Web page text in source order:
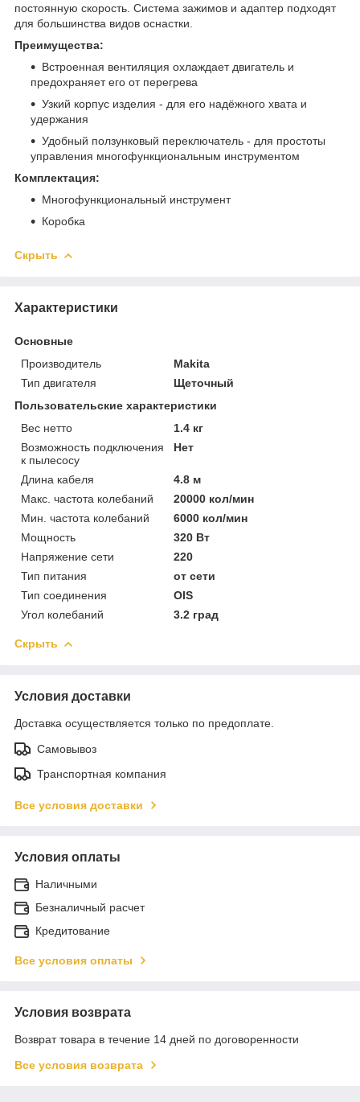
постоянную скорость. Система зажимов и адаптер подходят
для большинства видов оснастки.
Преимущества:
Встроенная вентиляция охлаждает двигатель и
предохраняет его от перегрева
Узкий корпус изделия - для его надёжного хвата и
удержания
Удобный ползунковый переключатель - для простоты
управления многофункциональным инструментом
Комплектация:
Многофункциональный инструмент
Коробка
Скрыть
Характеристики
Основные
Производитель
Makita
Тип двигателя
Щеточный
Пользовательские характеристики
Вес нетто
1.4 кг
Возможность подключения
к пылесосу
Нет
Длина кабеля
4.8 м
Макс. частота колебаний
20000 кол/мин
Мин. частота колебаний
6000 кол/мин
Мощность
320 Вт
Напряжение сети
220
Тип питания
от сети
Тип соединения
OIS
Угол колебаний
3.2 град
Скрыть
Условия доставки
Доставка осуществляется только по предоплате.
Самовывоз
Транспортная компания
Все условия доставки
Условия оплаты
Наличными
Безналичный расчет
Кредитование
Все условия оплаты
Условия возврата
Возврат товара в течение 14 дней по договоренности
Все условия возврата